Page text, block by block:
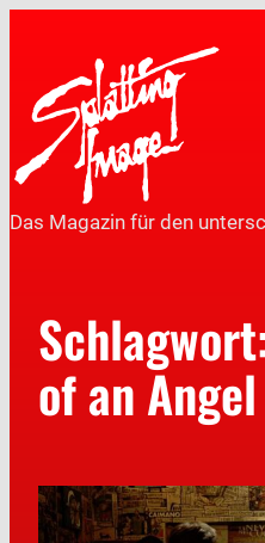
Das Magazin für den
of an Angel